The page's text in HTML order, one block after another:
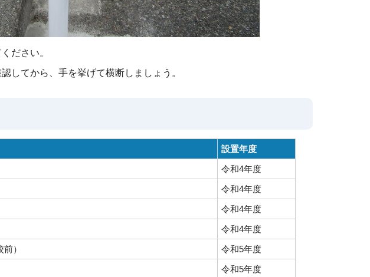
ださい。
してから、手を挙げて横断しましょう。
設置年度
令和4年度
令和4年度
令和4年度
令和4年度
）
令和5年度
令和5年度